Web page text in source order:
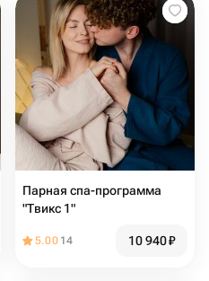
Парная спа-программа
"Твикс 1"
5.00 14 10 940₽